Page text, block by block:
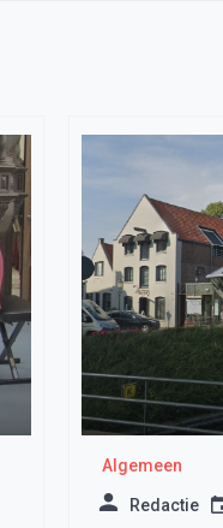
Algemeen
Redactie